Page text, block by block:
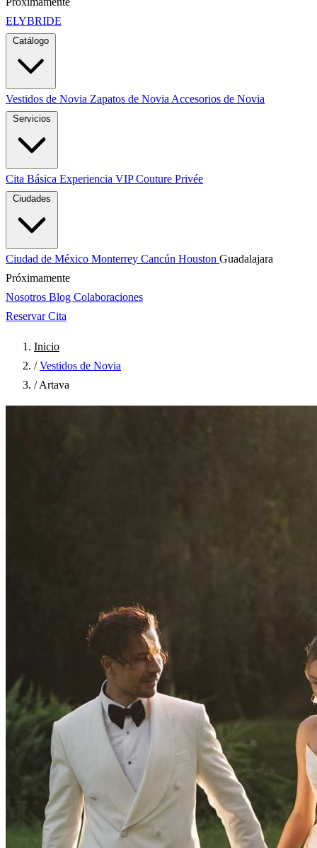
ELYBRIDE
Catálogo
Vestidos de Novia Zapatos de Novia Accesorios de Novia
Servicios
Cita Básica Experiencia VIPCouture Privée
Ciudades
Ciudad de México Monterrey Cancún Houston Guadalajara
Próximamente
Nosotros Blog Colaboraciones
Reservar Cita
Inicio
/ Vestidos de Novia
/ Artava